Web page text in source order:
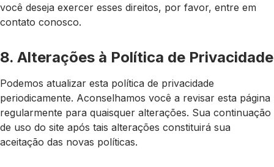
você deseja exercer esses direitos, por favor, entre em
contato conosco.
8. Alterações à Política de Privacidade
Podemos atualizar esta política de privacidade
periodicamente. Aconselhamos você a revisar esta página
regularmente para quaisquer alterações. Sua continuação
de uso do site após tais alterações constituirá sua
aceitação das novas políticas.